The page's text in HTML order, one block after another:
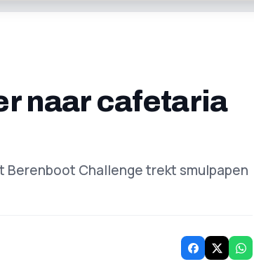
naar cafetaria
Berenboot Challenge trekt smulpapen